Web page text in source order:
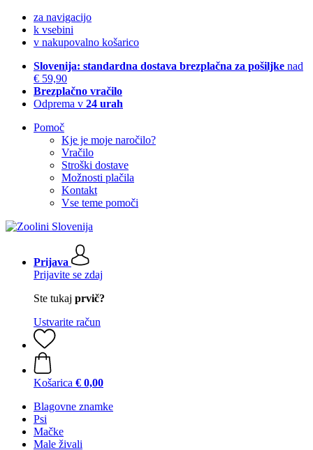
za navigacijo
k vsebini
v nakupovalno košarico
Slovenija: standardna dostava brezplačna za pošiljke nad
€ 59,90
Brezplačno vračilo
Odprema v 24 urah
Pomoč
Kje je moje naročilo?
Vračilo
Stroški dostave
Možnosti plačila
Kontakt
Vse teme pomoči
Prijava
Prijavite se zdaj
Ste tukaj prvič?
Ustvarite račun
Košarica € 0,00
Blagovne znamke
Psi
Mačke
Male živali